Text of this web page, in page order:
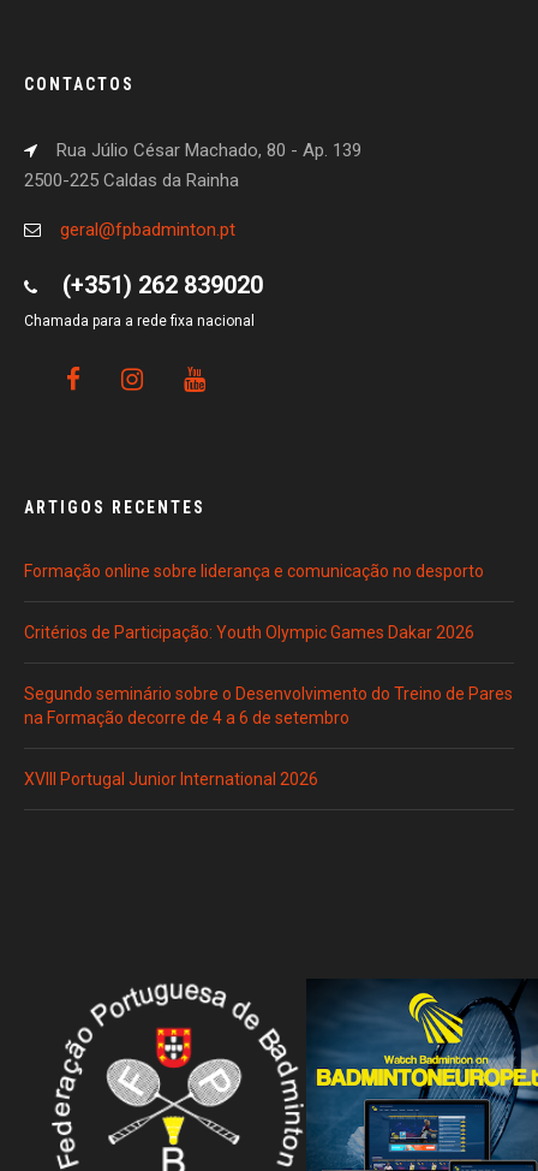
CONTACTOS
Rua Júlio César Machado, 80 - Ap. 139
2500-225 Caldas da Rainha
geral@fpbadminton.pt
(+351) 262 839020
Chamada para a rede fixa nacional
ARTIGOS RECENTES
Formação online sobre liderança e comunicação no desporto
Critérios de Participação: Youth Olympic Games Dakar 2026
Segundo seminário sobre o Desenvolvimento do Treino de Pares
na Formação decorre de 4 a 6 de setembro
XVIII Portugal Junior International 2026